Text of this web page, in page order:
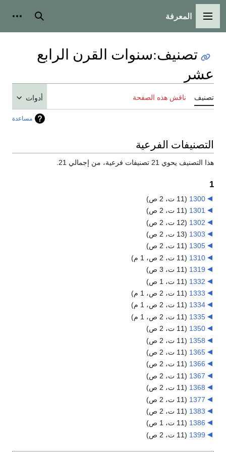
القائمة الرئيسية
المعرفة بحث
تصنيف:سنوات القرن الرابع
عشر
تصنيف ناقش هذه الصفحة أدوات
مساعدة
التصنيفات الفرعية
هذا التصنيف يحوي 21 تصنيفات فرعية، من إجمالي 21.
1
1300 (11 ت، 2 ص)
1301 (11 ت، 2 ص)
1302 (12 ت، 2 ص)
1303 (13 ت، 2 ص)
1305 (11 ت، 2 ص)
1310 (11 ت، 2 ص، 1 م)
1319 (11 ت، 3 ص)
1332 (11 ت، 1 ص)
1333 (11 ت، 2 ص، 1 م)
1334 (11 ت، 2 ص، 1 م)
1335 (11 ت، 2 ص، 1 م)
1350 (11 ت، 2 ص)
1358 (11 ت، 2 ص)
1365 (11 ت، 2 ص)
1366 (11 ت، 2 ص)
1367 (11 ت، 2 ص)
1368 (11 ت، 2 ص)
1377 (11 ت، 2 ص)
1383 (11 ت، 2 ص)
1386 (11 ت، 1 ص)
1399 (11 ت، 2 ص)